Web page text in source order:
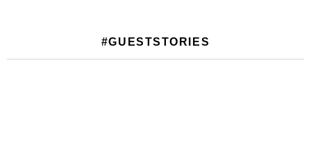
#GUESTSTORIES